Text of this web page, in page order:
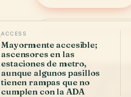
Tours sin colas desde
ACCESS
Mayormente accesible;
ascensores en las
estaciones de metro,
aunque algunos pasillos
tienen rampas que no
cumplen con la ADA